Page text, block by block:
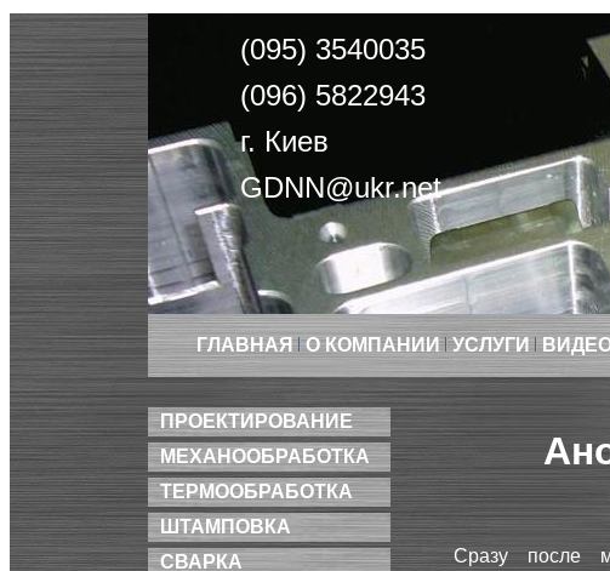
(095) 3540035
(096) 5822943
г. Киев
GDNN@ukr.net
ГЛАВНАЯ О КОМПАНИИ УСЛУГИ
ПРОЕКТИРОВАНИЕ
МЕХАНООБРАБОТКА
ТЕРМООБРАБОТКА
ШТАМПОВКА
СВАРКА
Сразу после